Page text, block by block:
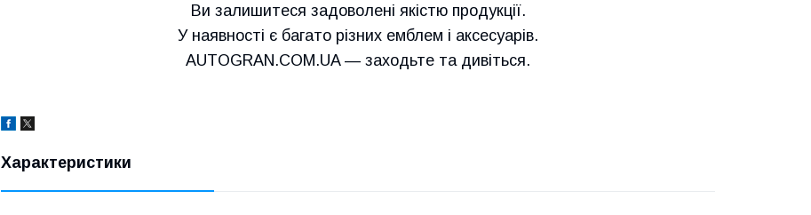
Ви залишитеся задоволені якістю продукції.
У наявності є багато різних емблем і аксесуарів.
AUTOGRAN.COM.UA — заходьте та дивіться.
Характеристики